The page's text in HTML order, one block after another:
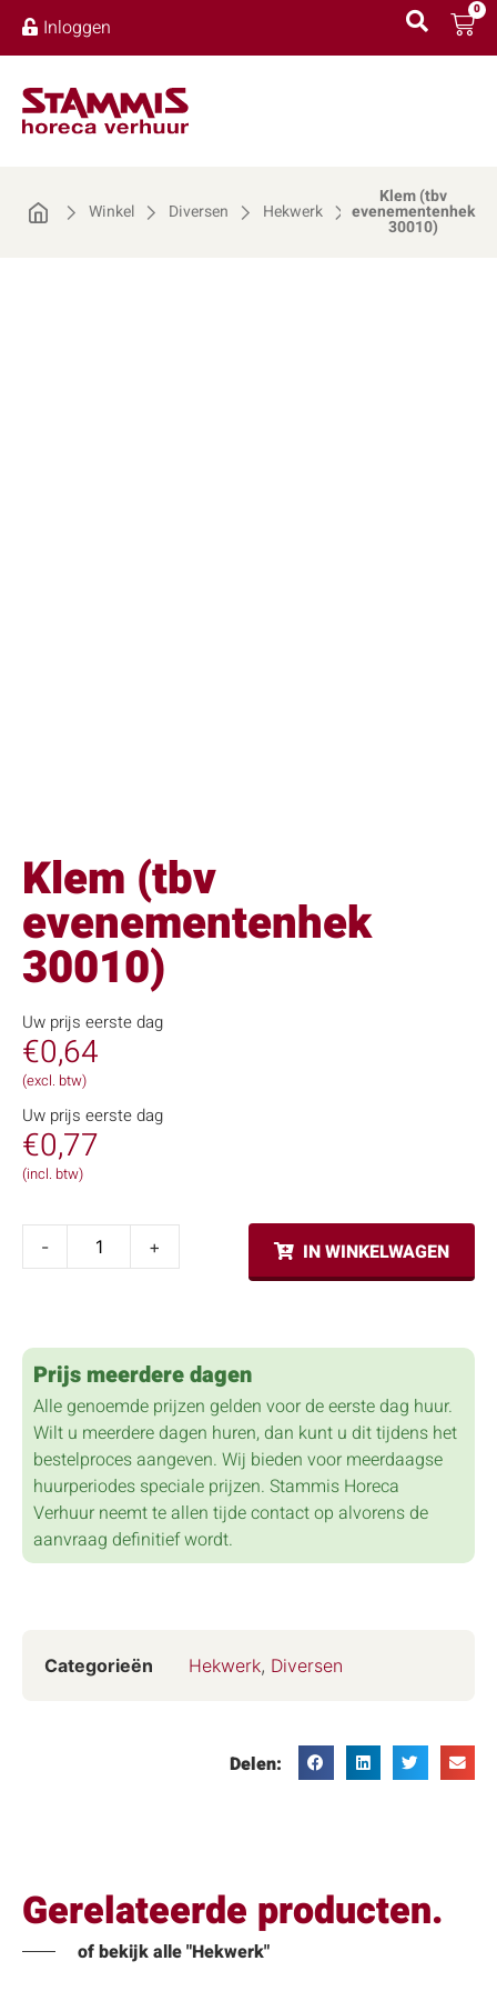
Inloggen
0
Winkel Diversen Hekwerk
Klem (tbv
evenementenhek
30010)
Klem (tbv
evenementenhek
30010)
Uw prijs eerste dag
€0,64
(excl. btw)
Uw prijs eerste dag
€0,77
(incl. btw)
- + IN WINKELWAGEN
Prijs meerdere dagen
Alle genoemde prijzen gelden voor de eerste dag huur.
Wilt u meerdere dagen huren, dan kunt u dit tijdens het
bestelproces aangeven. Wij bieden voor meerdaagse
huurperiodes speciale prijzen. Stammis Horeca
Verhuur neemt te allen tijde contact op alvorens de
aanvraag definitief wordt.
Categorieën Hekwerk, Diversen
Delen:
Gerelateerde producten.
of bekijk alle "Hekwerk"